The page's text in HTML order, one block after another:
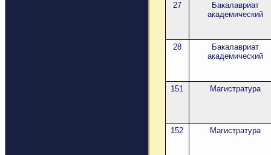
27
Бакалавриат
академический
28
Бакалавриат
академический
151 Магистратура
152 Магистратура